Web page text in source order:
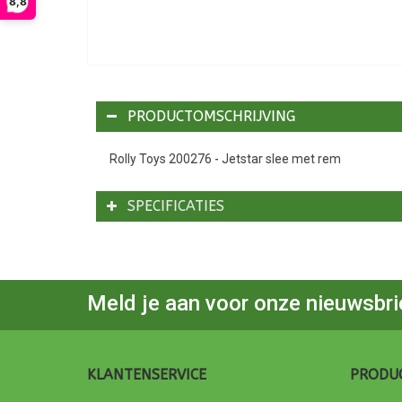
PRODUCTOMSCHRIJVING
Rolly Toys 200276 - Jetstar slee met rem
SPECIFICATIES
Meld je aan voor onze
KLANTENSERVICE